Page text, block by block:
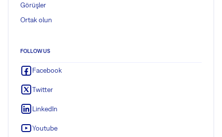
Görüşler
Ortak olun
FOLLOW US
Facebook
Twitter
LinkedIn
Youtube